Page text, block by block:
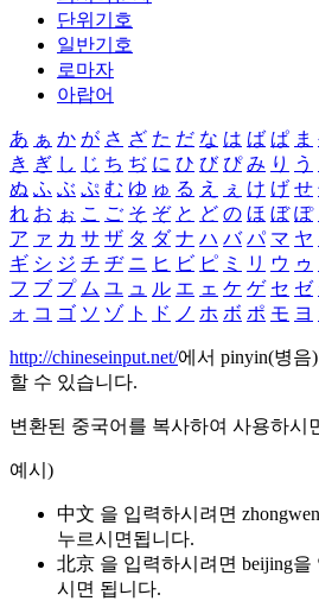
단위기호
일반기호
로마자
아랍어
あ ぁ か が さ ざ た だ な は ば ぱ ま
き ぎ し じ ち ぢ に ひ び ぴ み り う
ぬ ふ ぶ ぷ む ゆ ゅ る え ぇ け げ せ
れ お ぉ こ ご そ ぞ と ど の ほ ぼ ぽ
ア ァ カ サ ザ タ ダ ナ ハ バ パ マ ヤ
ギ シ ジ チ ヂ ニ ヒ ビ ピ ミ リ ウ ゥ
フ ブ プ ム ユ ュ ル エ ェ ケ ゲ セ ゼ
ォ コ ゴ ソ ゾ ト ド ノ ホ ボ ポ モ ヨ
http://chineseinput.net/에서 pinyin(병
할 수 있습니다.
변환된 중국어를 복사하여 사용하시
예시)
中文 을 입력하시려면 zhongwen
누르시면됩니다.
北京 을 입력하시려면 beijing을
시면 됩니다.